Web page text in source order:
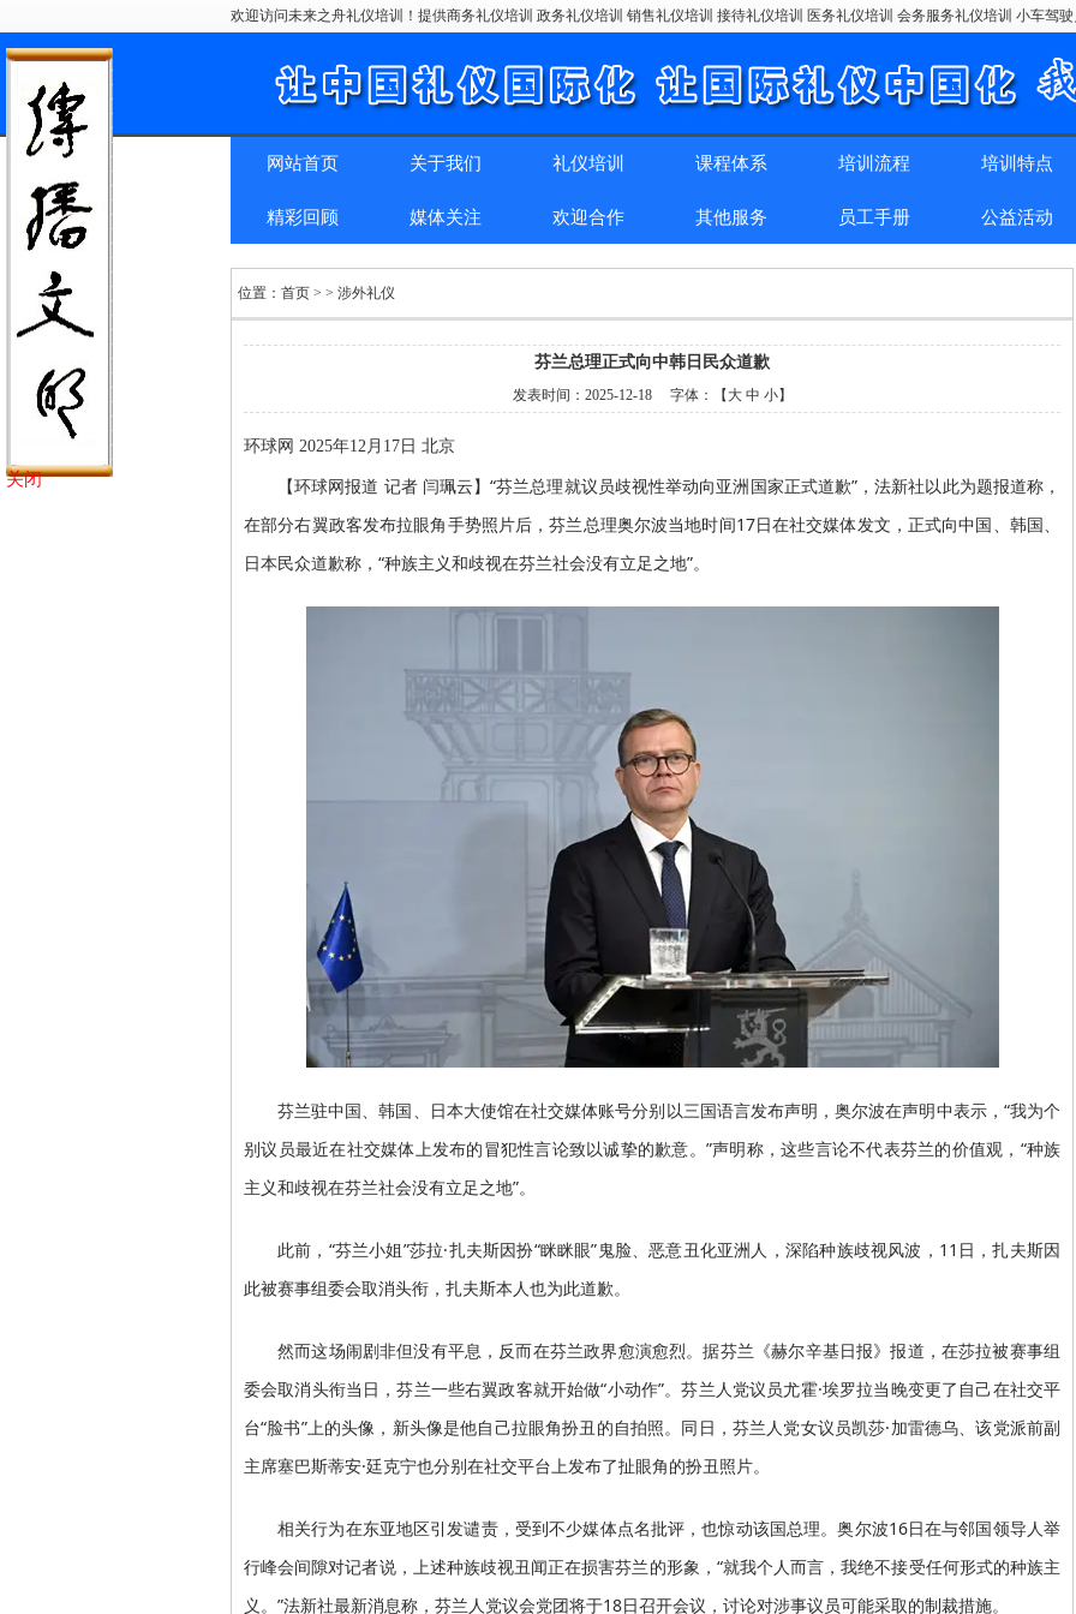
欢迎访问未来之舟礼仪培训！提供商务礼仪培训 政务礼仪培训 销售礼仪培训 接待礼仪培训 医务礼仪培训 会务服务礼仪培训 小车驾
网站首页 关于我们 礼仪培训 课程体系 培训流程 培训特点
精彩回顾 媒体关注 欢迎合作 其他服务 员工手册 公益活动
位置： 首页 > > 涉外礼仪
芬兰总理正式向中韩日民众道歉
发表时间： 2025-12-18 字体：【 大 中 小】
环球网 2025年12月17日 北京
【环球网报道 记者 闫珮云】“芬兰总理就议员歧视性举动向亚洲国家正式道歉”，法新社以此为题报道称，
在部分右翼政客发布拉眼角手势照片后，芬兰总理奥尔波当地时间17日在社交媒体发文，正式向中国、韩国、
日本民众道歉称，“种族主义和歧视在芬兰社会没有立足之地”。
芬兰驻中国、韩国、日本大使馆在社交媒体账号分别以三国语言发布声明，奥尔波在声明中表示，“我为个
别议员最近在社交媒体上发布的冒犯性言论致以诚挚的歉意。”声明称，这些言论不代表芬兰的价值观，“种族
主义和歧视在芬兰社会没有立足之地”。
此前，“芬兰小姐”莎拉·扎夫斯因扮“眯眯眼”鬼脸、恶意丑化亚洲人，深陷种族歧视风波，11日，扎夫斯因
此被赛事组委会取消头衔，扎夫斯本人也为此道歉。
然而这场闹剧非但没有平息，反而在芬兰政界愈演愈烈。据芬兰《赫尔辛基日报》报道，在莎拉被赛事组
委会取消头衔当日，芬兰一些右翼政客就开始做“小动作”。芬兰人党议员尤霍·埃罗拉当晚变更了自己在社交平
台“脸书”上的头像，新头像是他自己拉眼角扮丑的自拍照。同日，芬兰人党女议员凯莎·加雷德乌、该党派前副
主席塞巴斯蒂安·廷克宁也分别在社交平台上发布了扯眼角的扮丑照片。
相关行为在东亚地区引发谴责，受到不少媒体点名批评，也惊动该国总理。奥尔波16日在与邻国领导人举
行峰会间隙对记者说，上述种族歧视丑闻正在损害芬兰的形象，“就我个人而言，我绝不接受任何形式的种族主
义。”法新社最新消息称，芬兰人党议会党团将于18日召开会议，讨论对涉事议员可能采取的制裁措施。
关闭